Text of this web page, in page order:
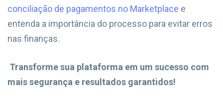
conciliação de pagamentos no Marketplace e
entenda a importância do processo para evitar erros
nas finanças.
Transforme sua plataforma em um sucesso com
mais segurança e resultados garantidos!